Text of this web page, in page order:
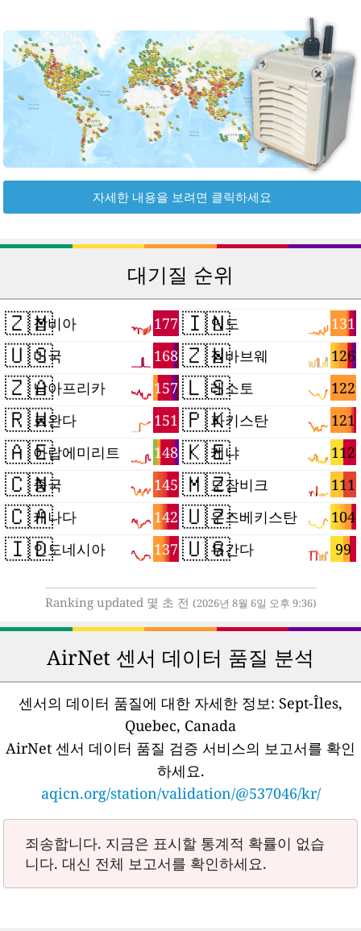
자세한 내용을 보려면 클릭하세요
대기질 순위
🇿🇲 177
잠비아
🇺🇸 168
미국
🇿🇦 157
남아프리카
🇷🇼 151
르완다
🇦🇪 148
아랍에미리트
🇨🇳 145
중국
🇨🇦 142
캐나다
🇮🇩 137
인도네시아
🇮🇳 131
인도
🇿🇼 126
짐바브웨
🇱🇸 122
레소토
🇵🇰 121
파키스탄
🇰🇪 112
케냐
🇲🇿 111
모잠비크
🇺🇿 104
우즈베키스탄
🇺🇬 99
우간다
Ranking updated 몇 초 전 (2026년 8월 6일 오후 9:36)
AirNet 센서 데이터 품질 분석
센서의 데이터 품질에 대한 자세한 정보: Sept-Îles,
Quebec, Canada
AirNet 센서 데이터 품질 검증 서비스의 보고서를 확인
하세요.
aqicn.org/station/validation/@537046/kr/
죄송합니다. 지금은 표시할 통계적 확률이 없습
니다. 대신 전체 보고서를 확인하세요.